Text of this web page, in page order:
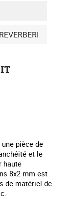
pièce de
et le
haute
8x2 mm est
de matériel de